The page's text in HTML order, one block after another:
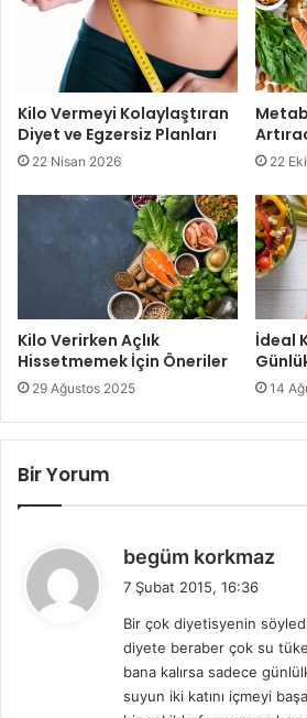
Kilo Vermeyi Kolaylaştıran
Diyet ve Egzersiz Planları
22 Nisan 2026 22
Kilo Verirken Açlık
Hissetmemek İçin Öneriler
29 Ağustos 2025
İdeal
14
Bir Yorum
begüm korkmaz
i
k
i
:
7 Şubat 2015, 16:36
Bir çok diyetisyenin
diyete beraber çok su
bana kalırsa sadece
suyun iki katını içmeyi